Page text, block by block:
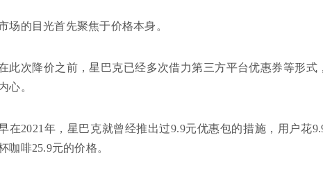
场的目光首先聚焦于价格本身。
此次降价之前，星巴克已经多次借力第三方平台优惠券等形
心。
在2021年，星巴克就曾经推出过9.9元优惠包的措施，用户花
咖啡25.9元的价格。